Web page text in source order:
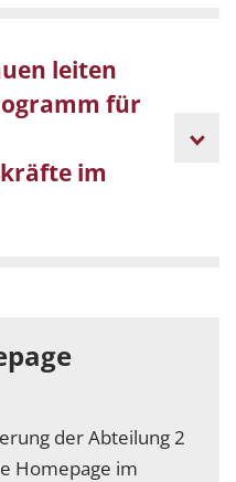
leiten
für
im
der Abteilung 2
Homepage im